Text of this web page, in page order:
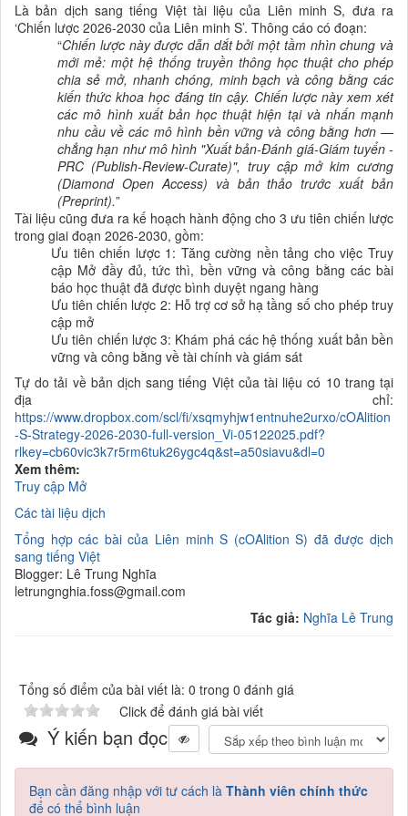
Là bản dịch sang tiếng Việt tài liệu của Liên minh S, đưa ra
‘Chiến lược 2026-2030 của Liên minh S’. Thông cáo có đoạn:
“Chiến lược này được dẫn dắt bởi một tầm nhìn chung và
mới mẻ: một hệ thống truyền thông học thuật cho phép
chia sẻ mở, nhanh chóng, minh bạch và công bằng các
kiến thức khoa học đáng tin cậy. Chiến lược này xem xét
các mô hình xuất bản học thuật hiện tại và nhấn mạnh
nhu cầu về các mô hình bền vững và công bằng hơn —
chẳng hạn như mô hình "Xuất bản-Đánh giá-Giám tuyển -
PRC (Publish-Review-Curate)", truy cập mở kim cương
(Diamond Open Access) và bản thảo trước xuất bản
(Preprint).”
Tài liệu cũng đưa ra kế hoạch hành động cho 3 ưu tiên chiến lược
trong giai đoạn 2026-2030, gồm:
Ưu tiên chiến lược 1: Tăng cường nền tảng cho việc Truy
cập Mở đầy đủ, tức thì, bền vững và công bằng các bài
báo học thuật đã được bình duyệt ngang hàng
Ưu tiên chiến lược 2: Hỗ trợ cơ sở hạ tầng số cho phép truy
cập mở
Ưu tiên chiến lược 3: Khám phá các hệ thống xuất bản bền
vững và công bằng về tài chính và giám sát
Tự do tải về bản dịch sang tiếng Việt của tài liệu có 10 trang tại
địa chỉ:
https://www.dropbox.com/scl/fi/xsqmyhjw1entnuhe2urxo/cOAlition
-S-Strategy-2026-2030-full-version_Vi-05122025.pdf?
rlkey=cb60vic3k7r5rm6tuk26ygc4q&st=a50siavu&dl=0
Xem thêm:
Truy cập Mở
Các tài liệu dịch
Tổng hợp các bài của Liên minh S (cOAlition S) đã được dịch
sang tiếng Việt
Blogger: Lê Trung Nghĩa
letrungnghia.foss@gmail.com
Tác giả: Nghĩa Lê Trung
Tổng số điểm của bài viết là: 0 trong 0 đánh giá
Click để đánh giá bài viết
Ý kiến bạn đọc
Bạn cần đăng nhập với tư cách là Thành viên chính thức
để có thể bình luận